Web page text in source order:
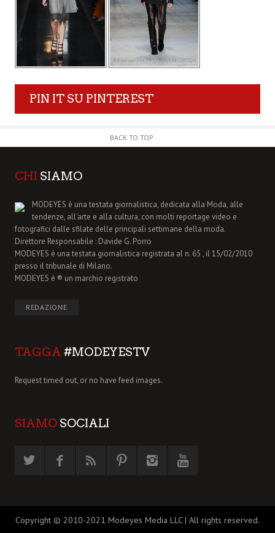
PIN IT SU PINTEREST
BACK TO TOP
CHI SIAMO
MODEYES è una testata giornalistica, dedicata alla Moda, alle
tendenze, all'arte e alla cultura, con molti reportage video e
fotografici dalle sfilate delle principali settimane della moda.
Direttore Responsabile : Davide G. Porro
MODEYES è una testata giornalistica registrata al n. 65 , il 15/02/2010
presso il tribunale di Milano.
MODEYES è ® un marchio registrato
REDAZIONE
TAGGA #MODEYESTV
Request timed out, or no have feed images.
SIAMO SOCIALI
Copyright © 2010-2021 Modeyes Media LLC | All rights reserved.